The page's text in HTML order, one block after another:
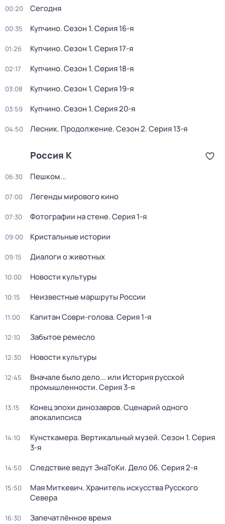
00:20 Сегодня
00:35 Купчино. Сезон 1. Серия 16-я
01:26 Купчино. Сезон 1. Серия 17-я
02:17 Купчино. Сезон 1. Серия 18-я
03:08 Купчино. Сезон 1. Серия 19-я
03:59 Купчино. Сезон 1. Серия 20-я
04:50 Лесник. Продолжение. Сезон 2. Серия 13-я
Россия К
06:30 Пешком...
07:00 Легенды мирового кино
07:30 Фотографии на стене. Серия 1-я
09:00 Кристальные истории
09:15 Диалоги о животных
10:00 Новости культуры
10:15 Неизвестные маршруты России
11:00 Капитан Соври-голова. Серия 1-я
12:10 Забытое ремесло
12:30 Новости культуры
12:45
Вначале было дело... или История русской
промышленности. Серия 3-я
13:15
Конец эпохи динозавров. Сценарий одного
апокалипсиса
14:10 Кунсткамера. Вертикальный музей. Сезон 1. Серия
3-я
14:50 Следствие ведут ЗнаТоКи. Дело 06. Серия 2-я
15:50
Мая Миткевич. Хранитель искусства Русского
Севера
16:30 Запечатлённое время